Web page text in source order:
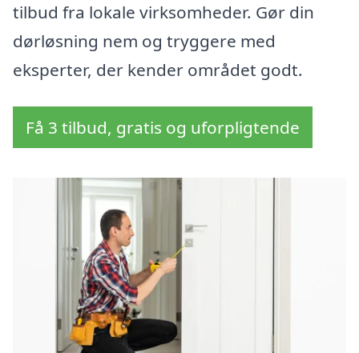
tilbud fra lokale virksomheder. Gør din
dørløsning nem og tryggere med
eksperter, der kender området godt.
Få 3 tilbud, gratis og uforpligtende